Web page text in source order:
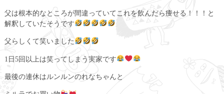
父は根本的なところが間違っていてこれを飲んだら痩せる！！！と
解釈していたそうです
父らしくて笑いました
1日5回以上は笑ってしまう実家です
最後の連休はルンルンのれなちゃんと